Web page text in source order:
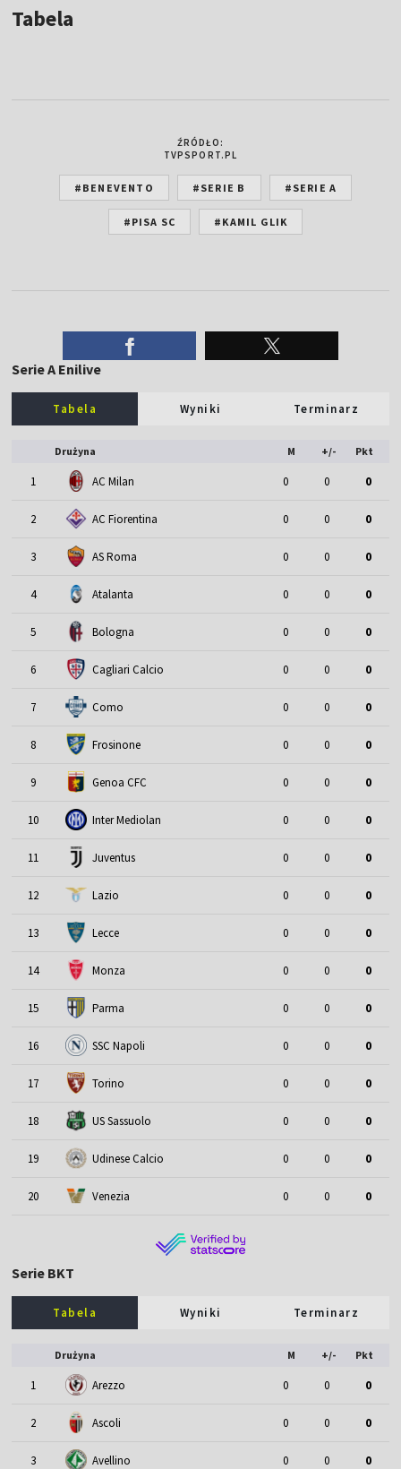
Tabela
ŹRÓDŁO:
TVPSPORT.PL
#BENEVENTO #SERIE B #SERIE A
#PISA SC #KAMIL GLIK
Serie A Enilive
Tabela Wyniki Terminarz
Drużyna M +/- Pkt
1 AC Milan 0 0 0
2 AC Fiorentina 0 0 0
3 AS Roma 0 0 0
4 Atalanta 0 0 0
5 Bologna 0 0 0
6 Cagliari Calcio 0 0 0
7 Como 0 0 0
8 Frosinone 0 0 0
9 Genoa CFC 0 0 0
10 Inter Mediolan 0 0 0
11 Juventus 0 0 0
12 Lazio 0 0 0
13 Lecce 0 0 0
14 Monza 0 0 0
15 Parma 0 0 0
16 SSC Napoli 0 0 0
17 Torino 0 0 0
18 US Sassuolo 0 0 0
19 Udinese Calcio 0 0 0
20 Venezia 0 0 0
Serie BKT
Tabela Wyniki Terminarz
Drużyna M +/- Pkt
1 Arezzo 0 0 0
2 Ascoli 0 0 0
3 Avellino 0 0 0